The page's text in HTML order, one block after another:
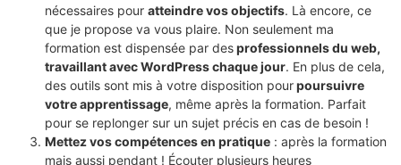
nécessaires pour atteindre vos objectifs. Là encore, ce
que je propose va vous plaire. Non seulement ma
formation est dispensée par desprofessionnels du web,
travaillant avec WordPress chaque jour. En plus de cela,
des outils sont mis à votre disposition pourpoursuivre
votre apprentissage, même après la formation. Parfait
pour se replonger sur un sujet précis en cas de besoin !
Mettez vos compétences en pratique : après la formation
mais aussi pendant ! Écouter plusieurs heures